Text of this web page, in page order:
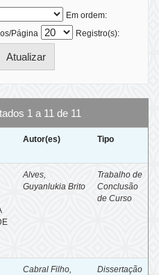
Em ordem:
Página
Registro(s):
1 a 11 de 11
Autor(es) Tipo
Alves,
Guyanlukia Brito
Trabalho de
Conclusão
de Curso
Cabral Filho,
Dissertação